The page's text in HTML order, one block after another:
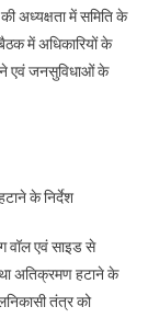
नारायण
समिति
बैठक,
के
सर्वांगीण
विकास
अध्यक्षता में समिति के
में अधिकारियों के
एवं जनसुविधाओं के
के निर्देश
वॉल एवं साइड से
अतिक्रमण हटाने के
तंत्र को